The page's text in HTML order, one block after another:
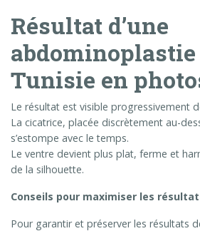
Résultat d’une
abdominoplastie
Tunisie en
Le résultat est visible progressivement
La cicatrice, placée discrètement au-
s’estompe avec le temps.
Le ventre devient plus plat, ferme et
de la silhouette.
Conseils pour maximiser les
Pour garantir et préserver les résultats